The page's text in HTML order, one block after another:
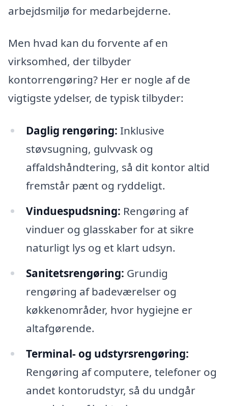
arbejdsmiljø for medarbejderne.
Men hvad kan du forvente af en
virksomhed, der tilbyder
kontorrengøring? Her er nogle af de
vigtigste ydelser, de typisk tilbyder:
Daglig rengøring: Inklusive
støvsugning, gulvvask og
affaldshåndtering, så dit kontor altid
fremstår pænt og ryddeligt.
Vinduespudsning: Rengøring af
vinduer og glasskaber for at sikre
naturligt lys og et klart udsyn.
Sanitetsrengøring: Grundig
rengøring af badeværelser og
køkkenområder, hvor hygiejne er
altafgørende.
Terminal- og udstyrsrengøring:
Rengøring af computere, telefoner og
andet kontorudstyr, så du undgår